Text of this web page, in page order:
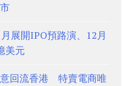
展開IPO預路演、12月
美元
回流香港 特賣電商唯